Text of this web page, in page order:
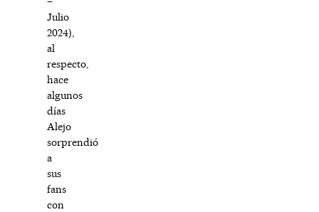
Julio
2024),
al
respecto,
hace
algunos
días
Alejo
sorprendió
a
sus
fans
con